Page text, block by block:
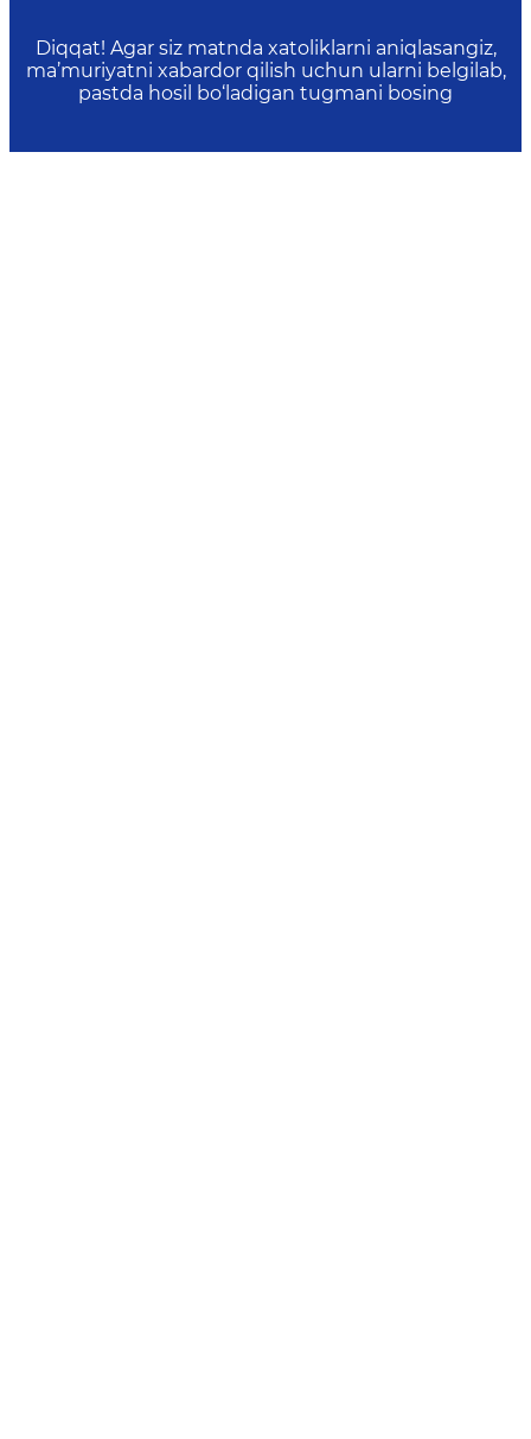
Diqqat! Agar siz matnda xatoliklarni aniqlasangiz,
ma’muriyatni xabardor qilish uchun ularni belgilab,
pastda hosil bo‘ladigan tugmani bosing